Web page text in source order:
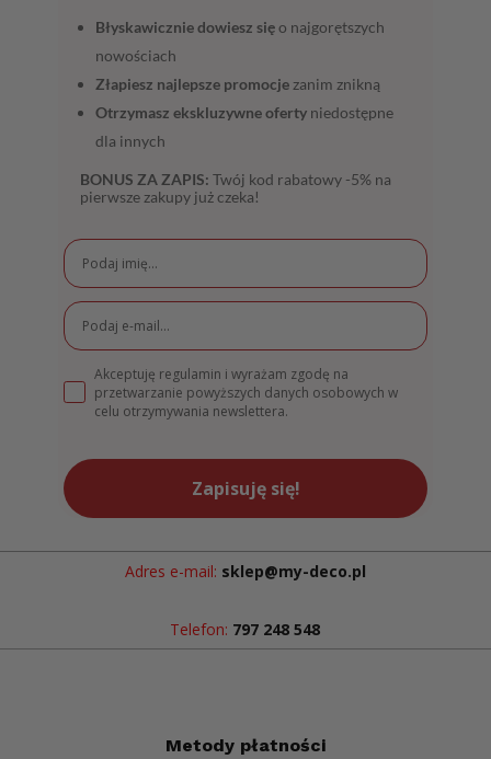
Błyskawicznie dowiesz sięo najgorętszych
nowościach
Złapiesz najlepsze promocje zanim znikną
Otrzymasz ekskluzywne oferty niedostępne
dla innych
BONUS ZA ZAPIS: Twój kod rabatowy -5% na
pierwsze zakupy już czeka!
Akceptuję regulamin i wyrażam zgodę na
przetwarzanie powyższych danych osobowych w
celu otrzymywania newslettera.
Zapisuję się!
Adres e-mail: sklep@my-deco.pl
Telefon: 797 248 548
Metody płatności